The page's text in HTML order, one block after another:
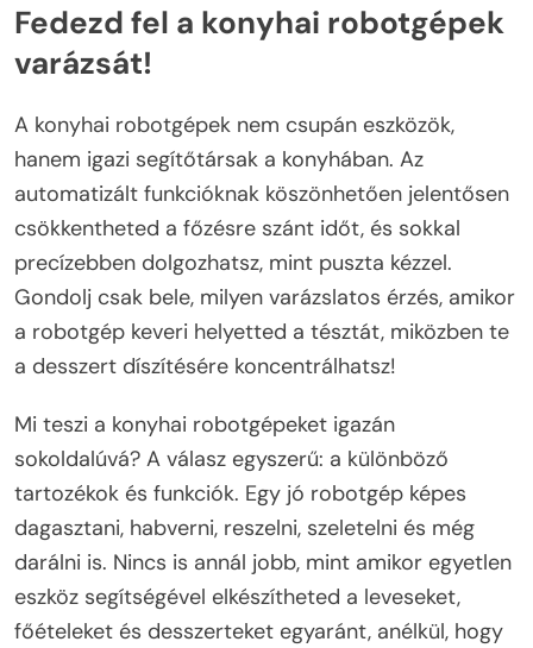
Fedezd fel a konyhai robotgépek
varázsát!
A konyhai robotgépek nem csupán eszközök,
hanem igazi segítőtársak a konyhában. Az
automatizált funkcióknak köszönhetően jelentősen
csökkentheted a főzésre szánt időt, és sokkal
precízebben dolgozhatsz, mint puszta kézzel.
Gondolj csak bele, milyen varázslatos érzés, amikor
a robotgép keveri helyetted a tésztát, miközben te
a desszert díszítésére koncentrálhatsz!
Mi teszi a konyhai robotgépeket igazán
sokoldalúvá? A válasz egyszerű: a különböző
tartozékok és funkciók. Egy jó robotgép képes
dagasztani, habverni, reszelni, szeletelni és még
darálni is. Nincs is annál jobb, mint amikor egyetlen
eszköz segítségével elkészítheted a leveseket,
főételeket és desszerteket egyaránt, anélkül, hogy